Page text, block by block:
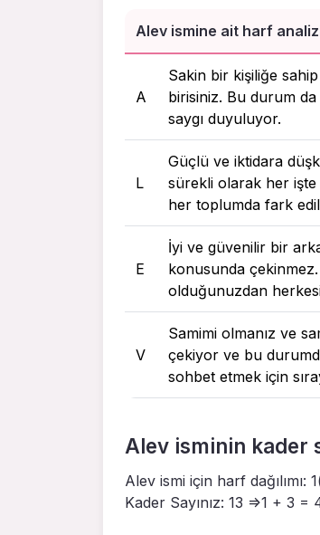
Alev ismine ait harf
A
Sakin bir kişiliğe
birisiniz. Bu durum da
saygı duyuluyor.
L
Güçlü ve iktidara
sürekli olarak her işte
her toplumda fark
E
İyi ve güvenilir bir
konusunda
olduğunuzdan
V
Samimi olmanız ve
çekiyor ve bu
sohbet etmek için
Alev isminin kader
Alev ismi için harf
Kader Sayınız: 13 =>1 + 3 =